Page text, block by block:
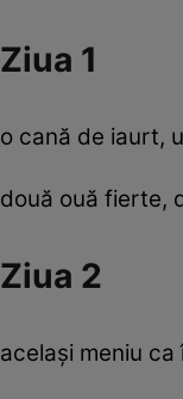
Ziua 1
o cană de iaurt,
două ouă fierte,
Ziua 2
acelaşi meniu ca